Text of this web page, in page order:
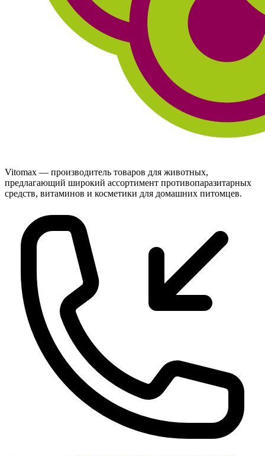
Vitomax — производитель товаров для животных,
предлагающий широкий ассортимент противопаразитарных
средств, витаминов и косметики для домашних питомцев.